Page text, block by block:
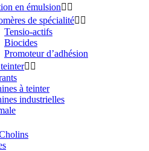
en émulsion 
de spécialité 
Tensio-actifs
Biocides
Promoteur d’adhésion
 
à teinter
industrielles